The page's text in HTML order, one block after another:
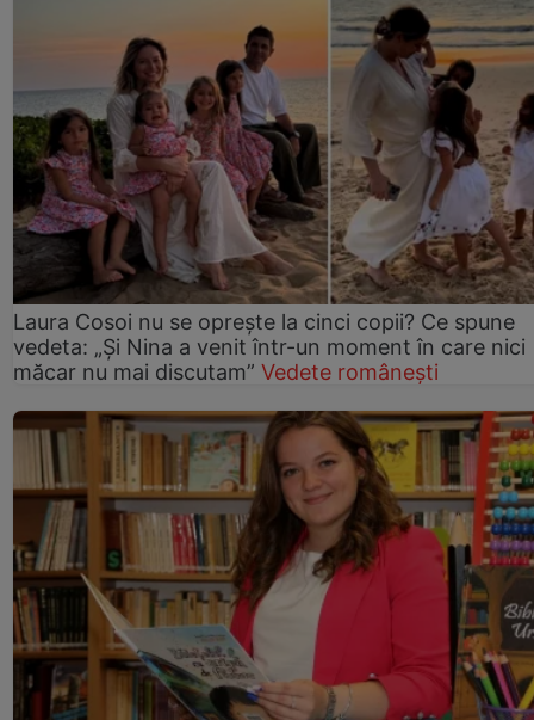
Laura Cosoi nu se oprește la cinci copii? Ce spune
vedeta: „Și Nina a venit într-un moment în care nici
măcar nu mai discutam” Vedete românești